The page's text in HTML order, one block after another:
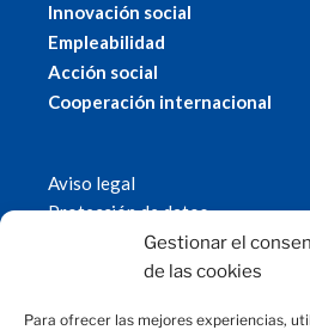
Gestionar el
de las cookies
Para ofrecer las mejores experiencias,
Innovación social
Empleabilidad
Acción social
Cooperación internacional
Aviso legal
Protección de datos
Política de cookies
© 2019 Fundación Magtel.